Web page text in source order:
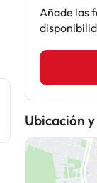
Añade las
Ubicación